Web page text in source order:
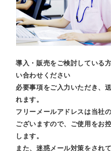
導入・販売をご検討している
い合わせください
必要事項をご入力いただき、
れます。
フリーメールアドレスは当社
ございますので、ご使用をお
します。
また、迷惑メール対策をされ